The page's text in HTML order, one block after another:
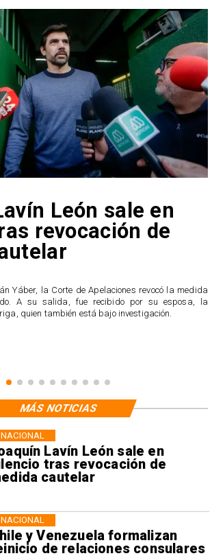
León sale en
revocación de
Yáber, la Corte de Apelaciones revocó la medida
A su salida, fue recibido por su esposa, la
quien también está bajo investigación.
Lavín León sale en
tras revocación de
cautelar
NACIONAL
y Venezuela formalizan
de relaciones consulares
NACIONAL
MÁS NOTICIAS